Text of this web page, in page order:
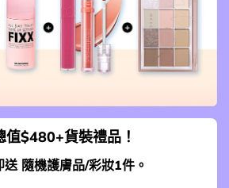
值$480+貨裝禮品！
隨機護膚品/彩妝1件。